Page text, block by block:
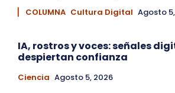
▏ COLUMNA Cultura Digital Agosto
IA, rostros y voces: señales
despiertan confianza
Ciencia Agosto 5, 2026